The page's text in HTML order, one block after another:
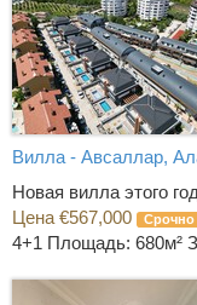
Вилла - Авсаллар,
Новая вилла этого
Цена €567,000
Срочно
4+1 Площадь: 680м²